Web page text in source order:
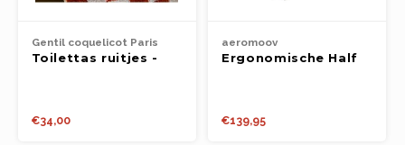
Gentil coquelicot Paris
Toilettas ruitjes -
€34,00
aeromoov
Ergonomische Half
€139,95